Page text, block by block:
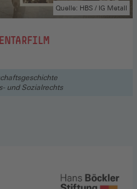
Quelle: HBS / IG Metall
und Sozialrechts